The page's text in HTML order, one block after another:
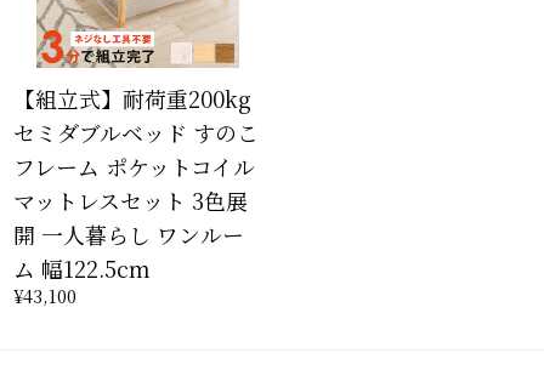
【組立式】耐荷重200kg
セミダブルベッド すのこ
フレーム ポケットコイル
マットレスセット 3色展
開 一人暮らし ワンルー
ム 幅122.5cm
¥43,100